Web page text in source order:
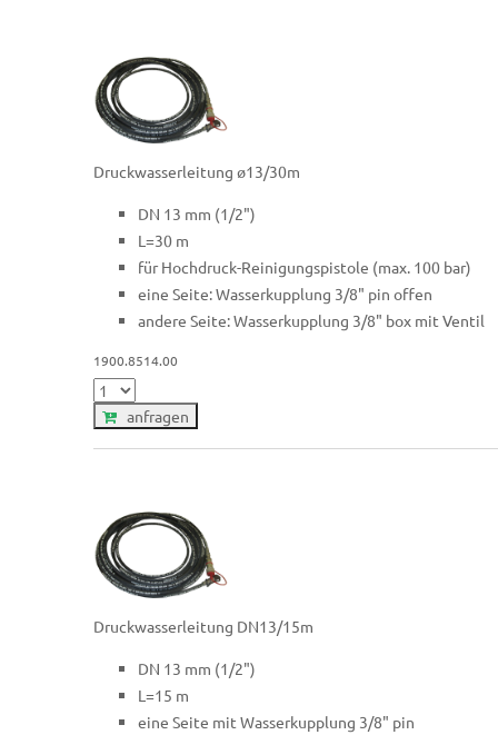
Druckwasserleitung ø13/30m
DN 13 mm (1/2")
L=30 m
für Hochdruck-Reinigungspistole (max. 100 bar)
eine Seite: Wasserkupplung 3/8" pin offen
andere Seite: Wasserkupplung 3/8" box mit Ventil
1900.8514.00
anfragen
Druckwasserleitung DN13/15m
DN 13 mm (1/2")
L=15 m
eine Seite mit Wasserkupplung 3/8" pin